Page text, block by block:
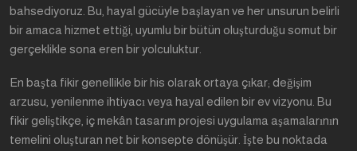
bahsediyoruz. Bu, hayal gücüyle başlayan ve her unsurun belirli
bir amaca hizmet ettiği, uyumlu bir bütün oluşturduğu somut bir
gerçeklikle sona eren bir yolculuktur.
En başta fikir genellikle bir his olarak ortaya çıkar; değişim
arzusu, yenilenme ihtiyacı veya hayal edilen bir ev vizyonu. Bu
fikir geliştikçe, iç mekân tasarım projesi uygulama aşamalarının
temelini oluşturan net bir konsepte dönüşür. İşte bu noktada